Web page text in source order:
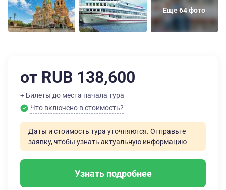
Еще 64 фото
от RUB 138,600
+ Билеты до места начала тура
Что включено в стоимость?
Даты и стоимость тура уточняются. Отправьте
заявку, чтобы узнать актуальную информацию
Узнать подробнее